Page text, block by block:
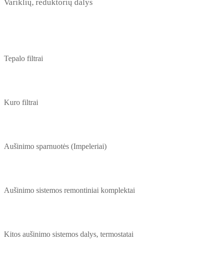
Variklių, reduktorių dalys
Tepalo filtrai
Kuro filtrai
Aušinimo sparnuotės (Impeleriai)
Aušinimo sistemos remontiniai komplektai
Kitos aušinimo sistemos dalys, termostatai